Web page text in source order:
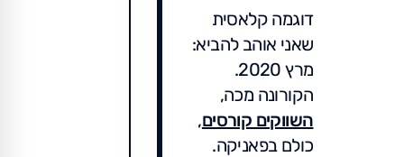
דוגמה קלאסית
שאני אוהב להביא:
מרץ 2020.
הקורונה מכה,
השווקים קורסים,
כולם בפאניקה.